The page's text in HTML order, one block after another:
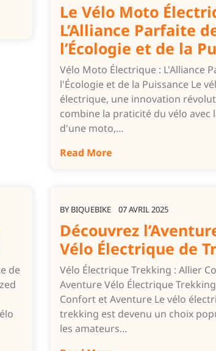
Le Vélo Moto
L’Alliance Parfaite
l’Écologie et de la
Vélo Moto Électrique : L'Alliance
l'Écologie et de la Puissance Le
électrique, une innovation
combine la praticité du vélo avec
d'une moto,…
Read More
de
BY BIQUEBIKE 07 AVRIL 2025
Découvrez
Vélo Électrique de
Vélo Électrique Trekking : Allier
Aventure Vélo Électrique
Confort et Aventure Le vélo
trekking est devenu un choix
les amateurs…